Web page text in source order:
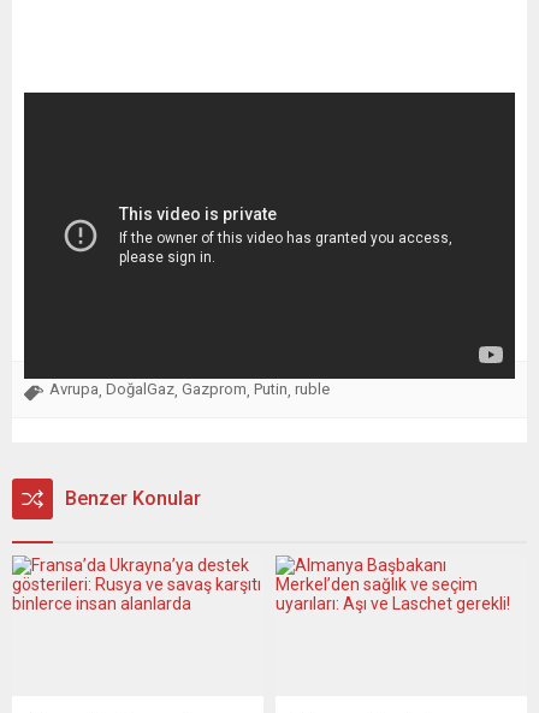
Avrupa DoğalGaz Gazprom Putin ruble
Benzer Konular